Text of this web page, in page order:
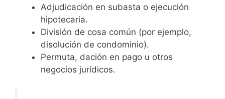
Adjudicación en subasta o ejecución
hipotecaria.
División de cosa común (por ejemplo,
disolución de condominio).
Permuta, dación en pago u otros
negocios jurídicos.